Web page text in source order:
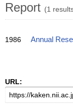
Report (1
1986 Annual
URL: